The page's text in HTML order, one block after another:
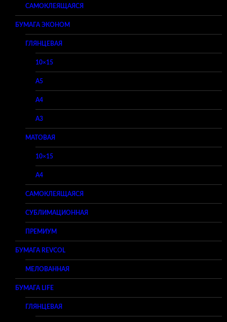
САМОКЛЕЯЩАЯСЯ
БУМАГА ЭКОНОМ
ГЛЯНЦЕВАЯ
10×15
A5
A4
A3
МАТОВАЯ
10×15
A4
САМОКЛЕЯЩАЯСЯ
СУБЛИМАЦИОННАЯ
ПРЕМИУМ
БУМАГА REVCOL
МЕЛОВАННАЯ
БУМАГА LIFE
ГЛЯНЦЕВАЯ